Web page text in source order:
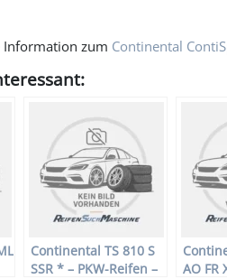
Information zum Continental
Continental TS 810 S
SSR * – PKW-Reifen –
AO FR